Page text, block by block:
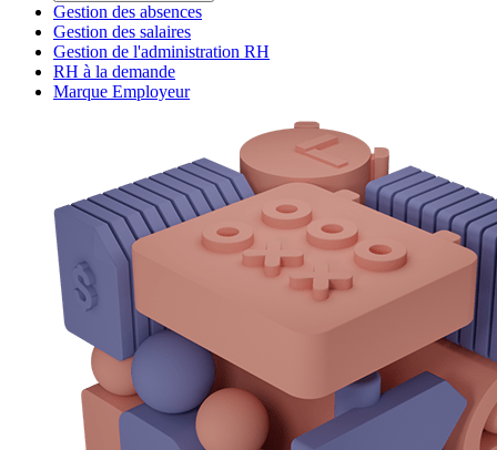
Gestion des absences
Gestion des salaires
Gestion de l'administration RH
RH à la demande
Marque Employeur